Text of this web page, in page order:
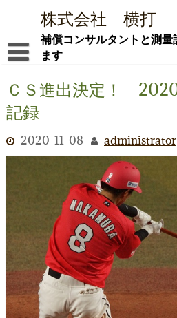
株式会社 横打
補償コンサルタントと測
ます
ごあいさつ ―新社屋でともに
会社概要
社屋紹介
採用情報
お問合せ
ブログ
日本のこと
ＣＳ進出決定！
記録
2020-11-08 administrator